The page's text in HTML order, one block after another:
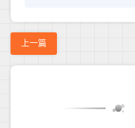
上一篇